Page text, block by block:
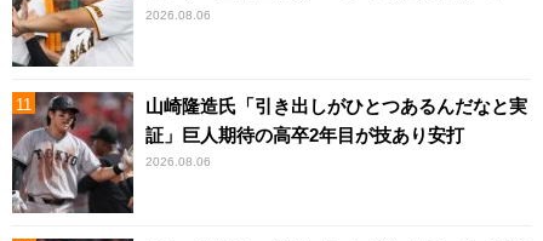
2026.08.06
山崎隆造氏「引き出しがひとつあるんだなと実
証」巨人期待の高卒2年目が技あり安打
2026.08.06